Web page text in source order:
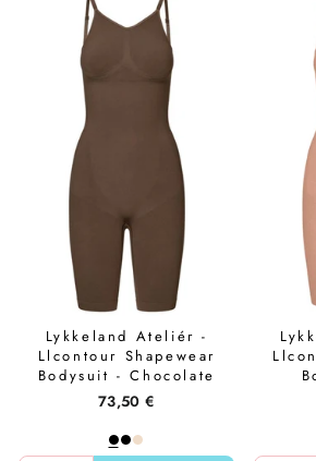
Lykkeland Ateliér -
Llcontour Shapewear
Bodysuit - Chocolate
73,50 €